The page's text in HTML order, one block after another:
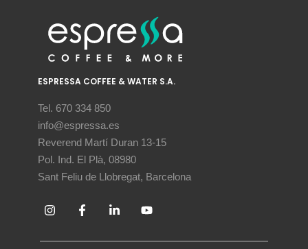
ESPRESSA COFFEE & WATER S.A.
Tel. 670 334 850
info@espressa.es
Reverend Martí Duran 13-15
Pol. Ind. El Plà, 08980
Sant Feliu de Llobregat, Barcelona